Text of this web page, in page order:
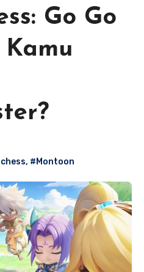
Go Go
, #Montoon